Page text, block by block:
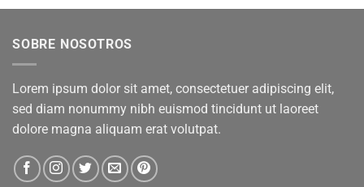
SOBRE NOSOTROS
Lorem ipsum dolor sit amet, consectetuer adipiscing elit,
sed diam nonummy nibh euismod tincidunt ut laoreet
dolore magna aliquam erat volutpat.